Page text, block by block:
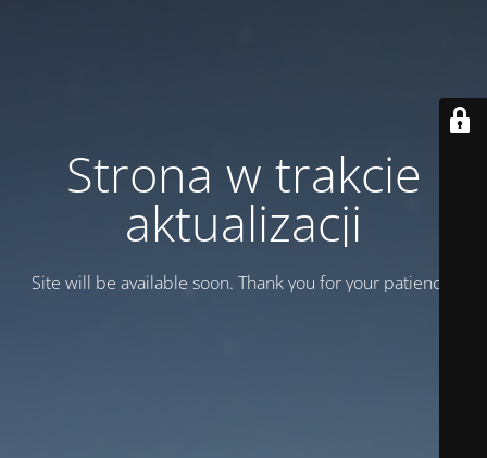
Strona w trakcie
aktualizacji
Site will be available soon. Thank you for your patience!